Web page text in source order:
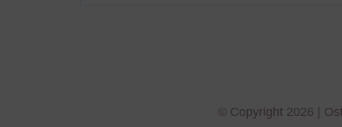
© Copyright 2026 |